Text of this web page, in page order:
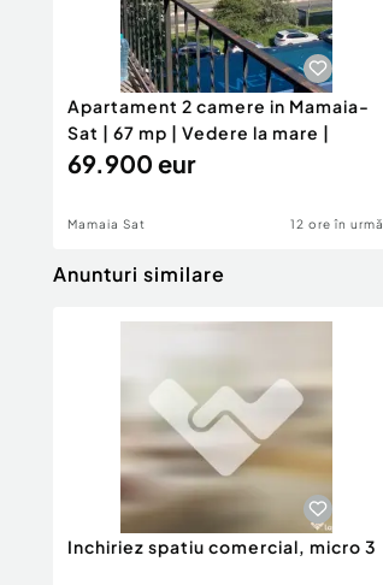
Apartament 2 camere in Mamaia-
Sat | 67 mp | Vedere la mare |
69.900 eur
Mamaia Sat 12 ore în urmă
Anunturi similare
Inchiriez spatiu comercial, micro 3